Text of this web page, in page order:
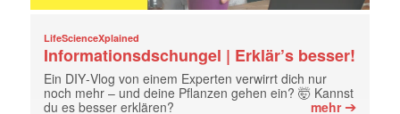
LifeScienceXplained
Informationsdschungel | Erklär’s besser!
Ein DIY‑Vlog von einem Experten verwirrt dich nur
noch mehr – und deine Pflanzen gehen ein? 🤯 Kannst
du es besser erklären?
mehr➔